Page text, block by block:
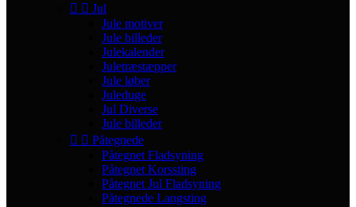
  Jul
Jule motiver
Jule billeder
Julekalender
Juletræstæpper
Jule løber
Juleduge
Jul Diverse
Jule billeder
  Påtegnede
Påtegnet Fladsyning
Påtegnet Korssting
Påtegnet Jul Fladsyning
Påtegnede Langsting